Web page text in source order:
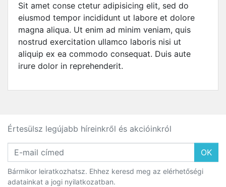
Sit amet conse ctetur adipisicing elit, sed do
eiusmod tempor incididunt ut labore et dolore
magna aliqua. Ut enim ad minim veniam, quis
nostrud exercitation ullamco laboris nisi ut
aliquip ex ea commodo consequat. Duis aute
irure dolor in reprehenderit.
Értesülsz legújabb híreinkről és akcióinkról
OK
Bármikor leiratkozhatsz. Ehhez keresd meg az elérhetőségi
adatainkat a jogi nyilatkozatban.